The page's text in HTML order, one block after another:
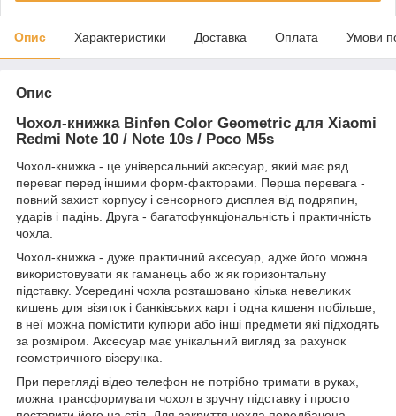
Опис Характеристики Доставка Оплата Умови
Опис
Чохол-книжка Binfen Color Geometric для Xiaomi
Redmi Note 10 / Note 10s / Poco M5s
Чохол-книжка - це універсальний аксесуар, який має ряд
переваг перед іншими форм-факторами. Перша перевага -
повний захист корпусу і сенсорного дисплея від подряпин,
ударів і падінь. Друга - багатофункціональність і практичність
чохла.
Чохол-книжка - дуже практичний аксесуар, адже його можна
використовувати як гаманець або ж як горизонтальну
підставку. Усередині чохла розташовано кілька невеликих
кишень для візиток і банківських карт і одна кишеня побільше,
в неї можна помістити купюри або інші предмети які підходять
за розміром. Аксесуар має унікальний вигляд за рахунок
геометричного візерунка.
При перегляді відео телефон не потрібно тримати в руках,
можна трансформувати чохол в зручну підставку і просто